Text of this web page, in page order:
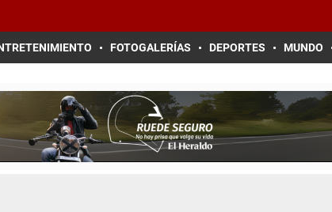
FOTOGALERÍAS DEPORTES MUNDO